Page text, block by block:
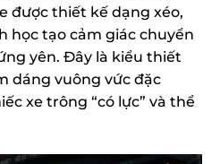
được thiết kế dạng xéo,
học tạo cảm giác chuyển
yên. Đây là kiểu thiết
dáng vuông vức đặc
xe trông “có lực” và thể